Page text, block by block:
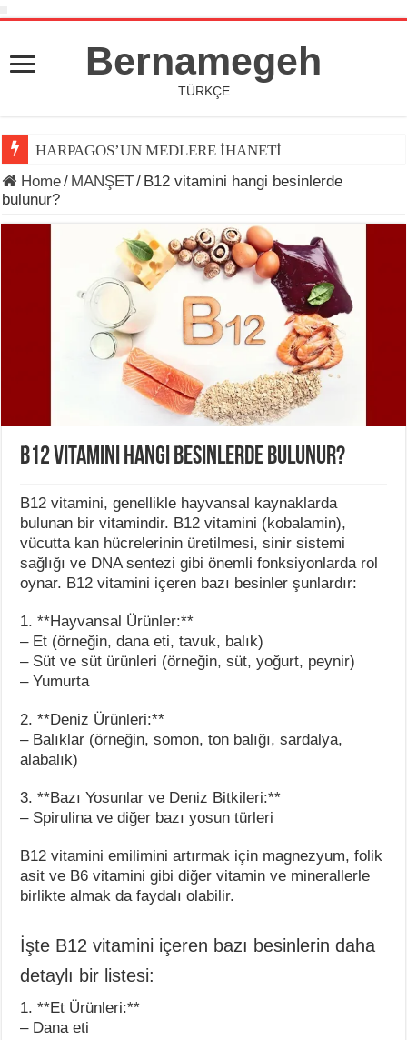
Bernamegeh
TÜRKÇE
HARPAGOS’UN MEDLERE İHANETİ
Home/ MANŞET/ B12 vitamini hangi besinlerde
bulunur?
B12 vitamini hangi besinlerde bulunur?
B12 vitamini, genellikle hayvansal kaynaklarda
bulunan bir vitamindir. B12 vitamini (kobalamin),
vücutta kan hücrelerinin üretilmesi, sinir sistemi
sağlığı ve DNA sentezi gibi önemli fonksiyonlarda rol
oynar. B12 vitamini içeren bazı besinler şunlardır:
1. **Hayvansal Ürünler:**
– Et (örneğin, dana eti, tavuk, balık)
– Süt ve süt ürünleri (örneğin, süt, yoğurt, peynir)
– Yumurta
2. **Deniz Ürünleri:**
– Balıklar (örneğin, somon, ton balığı, sardalya,
alabalık)
3. **Bazı Yosunlar ve Deniz Bitkileri:**
– Spirulina ve diğer bazı yosun türleri
B12 vitamini emilimini artırmak için magnezyum, folik
asit ve B6 vitamini gibi diğer vitamin ve minerallerle
birlikte almak da faydalı olabilir.
İşte B12 vitamini içeren bazı besinlerin daha
detaylı bir listesi:
1. **Et Ürünleri:**
– Dana eti